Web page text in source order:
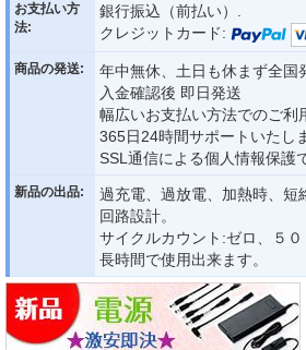
お支払い方
法:
銀行振込（前払い）.
クレジットカード:
商品の発送:
年中無休、土日も休まず全国
入金確認後 即日発送
幅広いお支払い方法でのご利
365日24時間サポートいたし
SSL通信による個人情報保護
新品の出品:
過充電、過放電、加熱時、短
回路設計。
サイクルカウント:ゼロ、５０
長時間で使用出来ます。